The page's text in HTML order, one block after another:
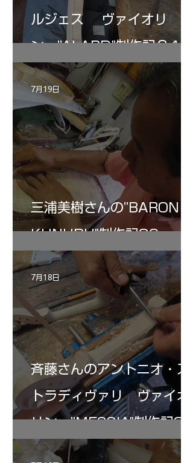
ルジェス ヴァイオリ
ン ”ALARD"制作記３4
三浦美樹さんの”BARON・
KUNUPU"制作記30
7月19日
斉藤さんのアントニオ・ス
トラディヴァリ ヴァイオ
リン ”MESSIA"制作記32
7月18日